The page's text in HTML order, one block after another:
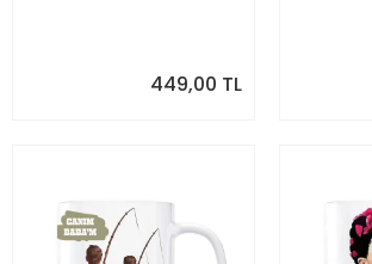
449,00 TL